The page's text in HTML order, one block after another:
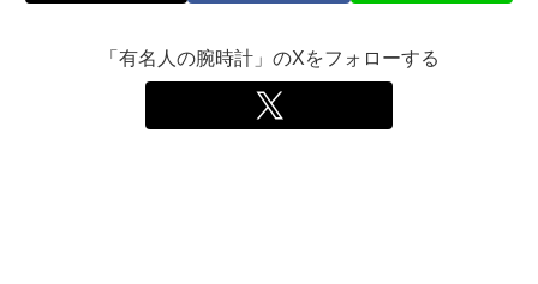
「有名人の腕時計」のXをフォローする